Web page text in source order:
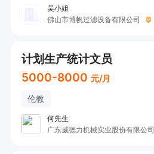
吴小姐
佛山市博帆过滤设备有限公司
计划生产统计文员
5000-8000 元/月
伦教
何先生
广东威德力机械实业股份有限公司